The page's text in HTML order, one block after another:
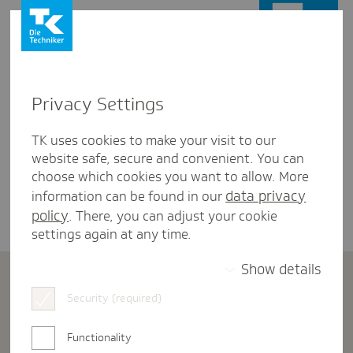
Start
Gründungsphase
reduzieren?
Milos Borjanovic | 01.07.2026
Selbstständigkeit SV-Beiträge
Mein Umsatz ist eingebrochen –
kann ich meinen Beitrag
reduzieren?
Privacy Settings
TK uses cookies to make your visit to our
website safe, secure and convenient. You can
choose which cookies you want to allow. More
information can be found in our data privacy
policy. There, you can adjust your cookie
settings again at any time.
Show details
Security (required)
Functionality